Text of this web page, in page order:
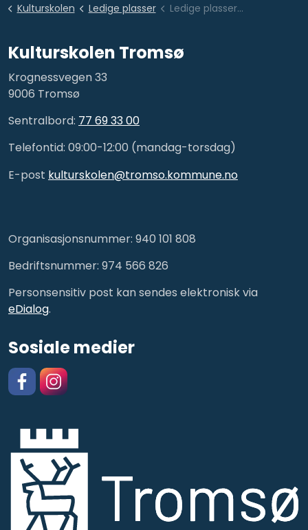
Kulturskolen Ledige plasser Ledige plasser Kulta Samtidssirkus
Kulturskolen Tromsø
Krognessvegen 33
9006 Tromsø
Sentralbord: 77 69 33 00
Telefontid: 09:00-12:00 (mandag-torsdag)
E-post kulturskolen@tromso.kommune.no
Organisasjonsnummer: 940 101 808
Bedriftsnummer: 974 566 826
Personsensitiv post kan sendes elektronisk via
eDialog.
Sosiale medier